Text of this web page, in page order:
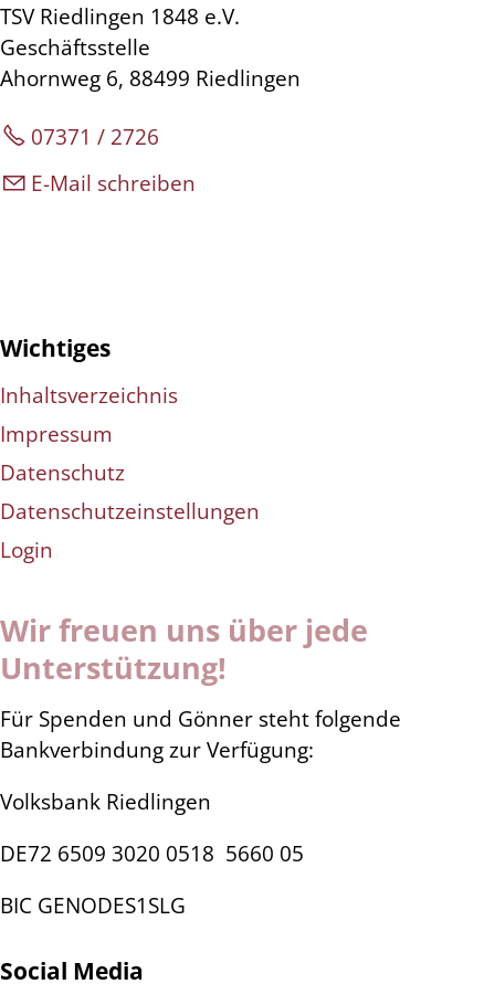
TSV Riedlingen 1848 e.V.
Geschäftsstelle
Ahornweg 6, 88499 Riedlingen
07371 / 2726
E-Mail schreiben
Wichtiges
Inhaltsverzeichnis
Impressum
Datenschutz
Datenschutzeinstellungen
Login
Wir freuen uns über jede
Unterstützung!
Für Spenden und Gönner steht folgende
Bankverbindung zur Verfügung:
Volksbank Riedlingen
DE72 6509 3020 0518 5660 05
BIC GENODES1SLG
Social Media